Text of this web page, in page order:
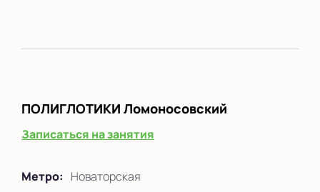
ПОЛИГЛОТИКИ Ломоносовский
Записаться на занятия
Метро: Новаторская